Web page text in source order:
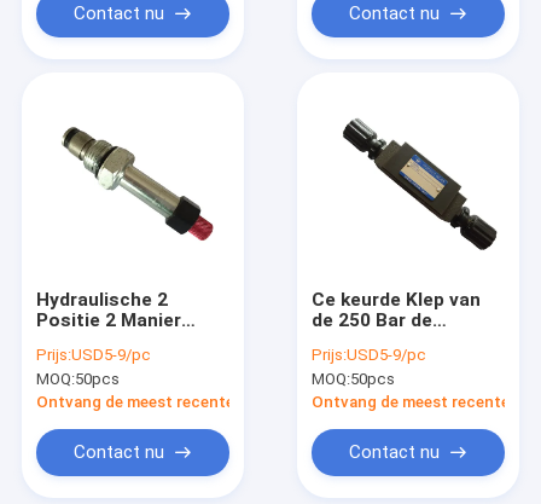
Contact nu Contact nu
Hydraulische 2
Positie 2 Manier
Patroon van de
Solenoïdeklep met
Handopheffing
Prijs:USD5-9/pc
MOQ:50pcs
Ontvang de meest recente Prijs
Contact nu
Ce keurde Klep van
de 250 Bar de
Evenredige Solenoïde
mtc-02W goed
Prijs:USD5-9/pc
MOQ:50pcs
Ontvang de meest recente
Contact nu